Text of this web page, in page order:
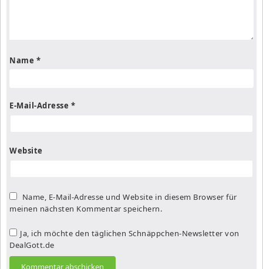
Name *
E-Mail-Adresse *
Website
Name, E-Mail-Adresse und Website in diesem Browser für
meinen nächsten Kommentar speichern.
Ja, ich möchte den täglichen Schnäppchen-Newsletter von
DealGott.de